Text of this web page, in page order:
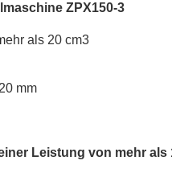
ZPX150-3
als 20 cm3
mm
Leistung von mehr als